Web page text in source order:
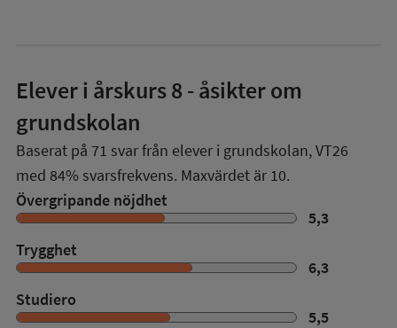
Elever i årskurs 8- åsikter om
grundskolan
Baserat på 71 svar från elever i grundskolan,VT26
med 84% svarsfrekvens. Maxvärdet är 10.
Övergripande nöjdhet
5,3
Trygghet
6,3
Studiero
5,5